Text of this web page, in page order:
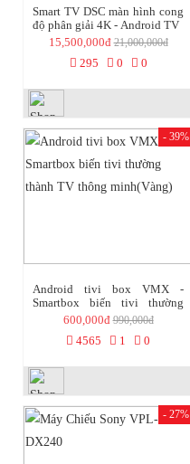
Smart TV DSC màn hình cong
độ phân giải 4K - Android TV
15,500,000đ21,000,000đ
295 0 0
- 39%
Android tivi box VMX -
Smartbox biến tivi thường
thành TV thông minh(Vàng)
600,000đ990,000đ
4565 1 0
- 27%